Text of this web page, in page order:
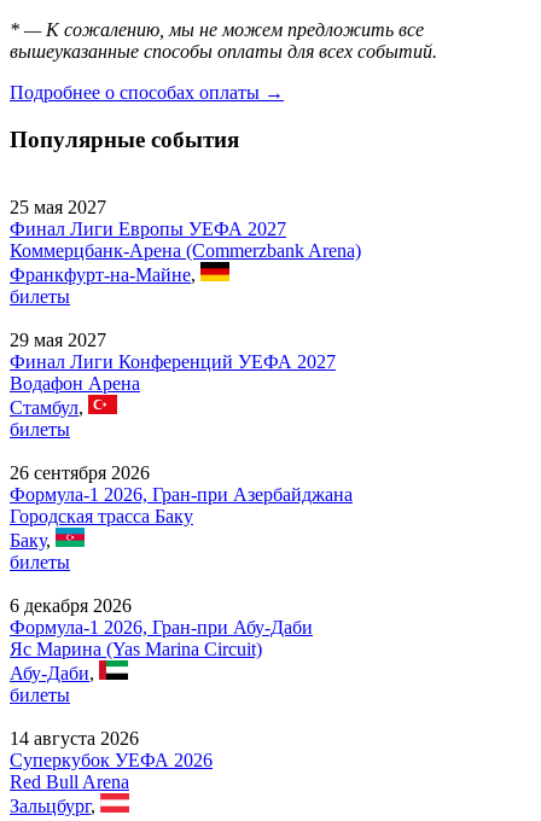
* — К сожалению, мы не можем предложить все
вышеуказанные способы оплаты для всех событий.
Подробнее о способах оплаты →
Популярные события
25 мая 2027
Финал Лиги Европы УЕФА 2027
Коммерцбанк-Арена (Commerzbank Arena)
Франкфурт-на-Майне,
билеты
29 мая 2027
Финал Лиги Конференций УЕФА 2027
Водафон Арена
Стамбул,
билеты
26 сентября 2026
Формула-1 2026, Гран-при Азербайджана
Городская трасса Баку
Баку,
билеты
6 декабря 2026
Формула-1 2026, Гран-при Абу-Даби
Яс Марина (Yas Marina Circuit)
Абу-Даби,
билеты
14 августа 2026
Суперкубок УЕФА 2026
Red Bull Arena
Зальцбург,